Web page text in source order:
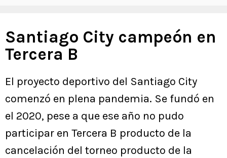
Santiago City campeón en
Tercera B
El proyecto deportivo del Santiago City
comenzó en plena pandemia. Se fundó en
el 2020, pese a que ese año no pudo
participar en Tercera B producto de la
cancelación del torneo producto de la